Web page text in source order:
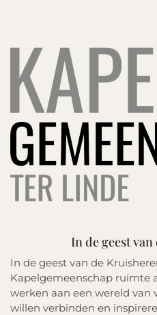
In de geest
In de geest van de
Kapelgemeenschap ruimte
werken aan een wereld van
willen verbinden en